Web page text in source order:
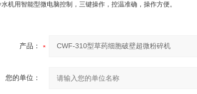
水机用智能型微电脑控制，三键操作，控温准确，操作方便。
产品：
您的单位：